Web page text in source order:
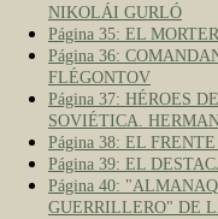
NIKOLÁI GURLÓ
Página 35: EL
Página 36:
FLÉGONTOV
Página 37: HÉROES
SOVIÉTICA.
Página 38: EL
Página 39: EL
Página 40:
GUERRILLERO" DE